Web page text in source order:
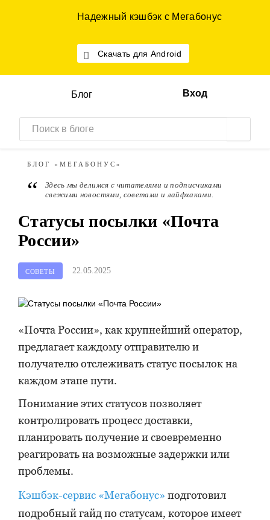
Надежный кэшбэк с Мегабонус
Скачать для Android
Блог Вход
БЛОГ «МЕГАБОНУС»
“
Здесь мы делимся с читателями и подписчиками
свежими новостями, советами и лайфхаками.
Статусы посылки «Почта
России»
СОВЕТЫ 22.05.2025
«Почта России», как крупнейший оператор,
предлагает каждому отправителю и
получателю отслеживать статус посылок на
каждом этапе пути.
Понимание этих статусов позволяет
контролировать процесс доставки,
планировать получение и своевременно
реагировать на возможные задержки или
проблемы.
Кэшбэк-сервис «Мегабонус» подготовил
подробный гайд по статусам, которое имеет